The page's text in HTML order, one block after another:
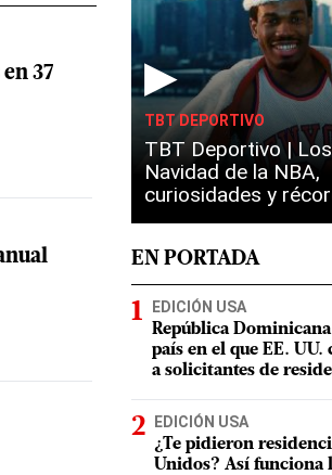
37
▶
TBT DEPORTIVO
TBT Deportivo |
Navidad de la NBA,
curiosidades y
EN PORTADA
EDICIÓN USA
República
país en el que EE. UU.
a solicitantes de
EDICIÓN USA
¿Te pidieron
Unidos? Así funciona